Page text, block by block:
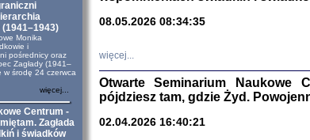
(1941–1943)
Monika
i
pośrednicy oraz
Zagłady (1941–
środę 24 czerwca
więcej...
Centrum -
Zagłada
i świadków
08.05.2026 08:34:35
więcej...
Otwarte Seminarium Naukowe
pójdziesz tam, gdzie Żyd.
02.04.2026 16:40:21